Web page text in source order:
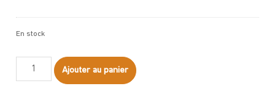
En stock
quantité
Ajouter au panier